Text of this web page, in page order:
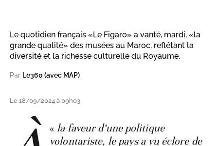
Le quotidien français «Le Figaro» a vanté, mardi, «la
grande qualité» des musées au Maroc, reflétant la
diversité et la richesse culturelle du Royaume.
Par Le360 (avec MAP)
Le 18/09/2024 à 09h03
« la faveur d’une politique
volontariste, le pays a vu éclore de